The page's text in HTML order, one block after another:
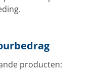
producten: